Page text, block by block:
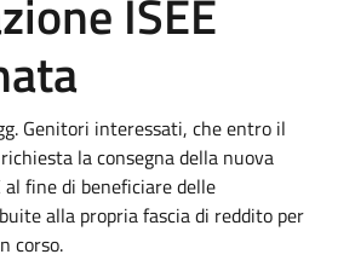
ISEE
Genitori interessati, che entro il
la consegna della nuova
fine di beneficiare delle
alla propria fascia di reddito per
corso.